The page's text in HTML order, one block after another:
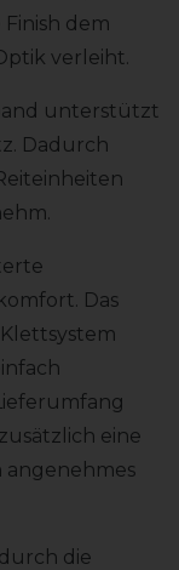
dem
verleiht.
unterstützt
Dadurch
Das
eine
angenehmes
die